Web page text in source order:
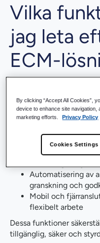
Vilka
jag leta
ECM-
inkluderar:
Intelligent sökning
Versionskontroll
Rollbaserade
Automatisering av
granskning och
Mobil och
flexibelt arbete
Dessa funktioner
tillgänglig, säker och
By clicking “Accept All Cookies”,
device to enhance site
marketing efforts.
Privacy Policy
Cookies Settings